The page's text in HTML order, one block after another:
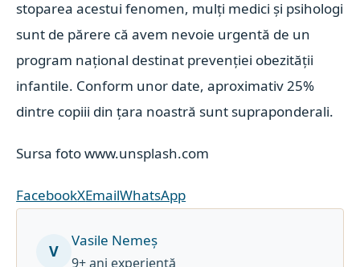
stoparea acestui fenomen, mulţi medici şi psihologi
sunt de părere că avem nevoie urgentă de un
program naţional destinat prevenţiei obezităţii
infantile. Conform unor date, aproximativ 25%
dintre copiii din ţara noastră sunt supraponderali.
Sursa foto www.unsplash.com
FacebookXEmailWhatsApp
V
Vasile Nemeș
9+ ani experiență